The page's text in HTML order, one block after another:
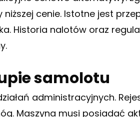
cenie. Istotne jest
Historia nalotów oraz
samolotu
administracyjnych.
Maszyna musi posiadać